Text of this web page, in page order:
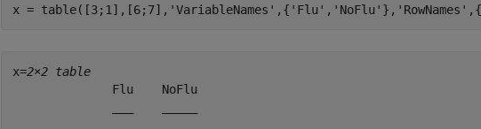
x = table([3;1],[6;7], 'VariableNames' ,{ 'Flu' , 'NoFlu' }, 'RowNames' ,{
x=2×2 table
              Flu    NoFlu